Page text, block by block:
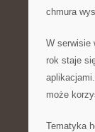
chmura
W serwisie
rok staje
może
Tematyka